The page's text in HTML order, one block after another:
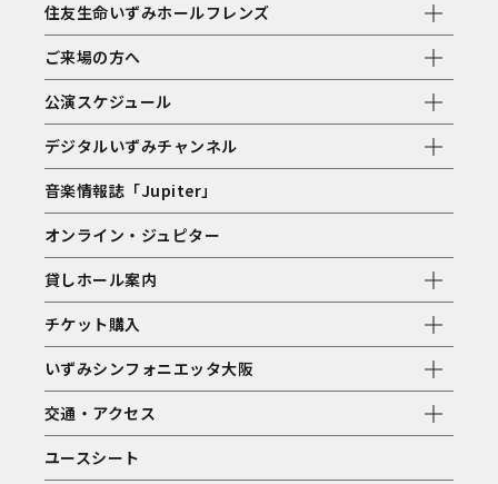
住友生命いずみホールフレンズ
ご来場の方へ
公演スケジュール
デジタルいずみチャンネル
音楽情報誌「Jupiter」
オンライン・ジュピター
貸しホール案内
チケット購入
いずみシンフォニエッタ大阪
交通・アクセス
ユースシート